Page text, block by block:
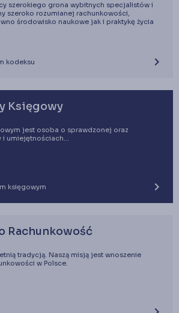
szerokiego grona wybitnych specjalistów i
szeroko rozumianej rachunkowości,
środowisko naukowe jak i praktykę życia
kodeksu keyboard_arrow_right
Księgowy
jest osoba o sprawdzonej oraz
i umiejętnościach...
księgowym keyboard_arrow_right
Rachunkowość
tradycją. Naszą misją jest wnoszenie
w Polsce.